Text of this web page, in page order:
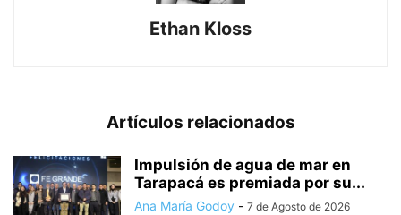
Ethan Kloss
Artículos relacionados
Impulsión de agua de mar en
Tarapacá es premiada por su...
Ana María Godoy - 7 de Agosto de 2026